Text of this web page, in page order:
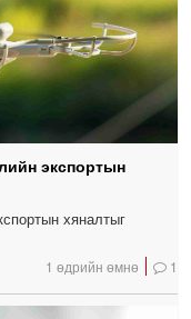
экспортын
хяналтыг
1 өдрийн өмнө 1